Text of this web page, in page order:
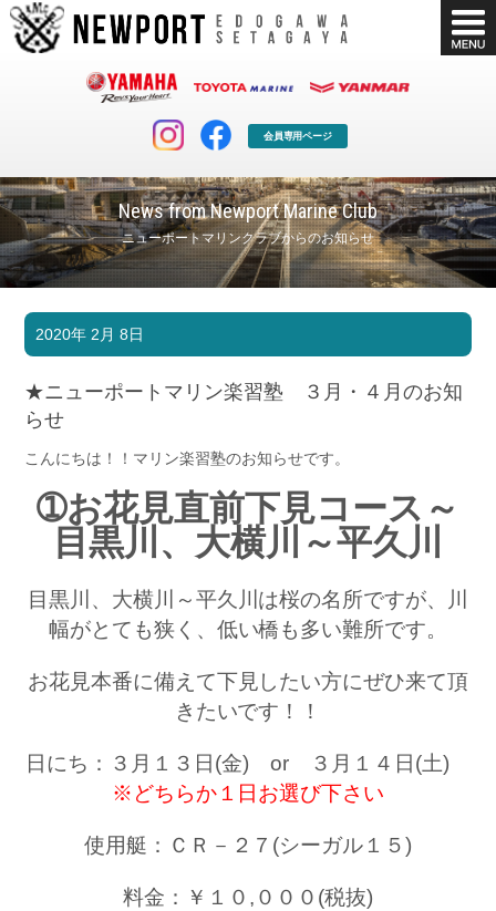
会員専用ページ
News from Newport Marine Club
ニューポートマリンクラブからのお知らせ
マリンクラブ
マリンライフを堪能したい！
ボート販売
ボート免許
長年の実績と信頼！
シースタイル
Sea-Style
店舗情報
お問い合わせ
Contact us
会社概要
Company
採用情報
Recruit
リンク集
Link
2020年 2月 8日
★ニューポートマリン楽習塾 ３月・４月のお知
らせ
こんにちは！！マリン楽習塾のお知らせです。
➀お花見直前下見コース～
目黒川、大横川～平久川
目黒川、大横川～平久川は桜の名所ですが、川
幅がとても狭く、低い橋も多い難所です。
お花見本番に備えて下見したい方にぜひ来て頂
きたいです！！
日にち：３月１３日(金) or ３月１４日(土)
※どちらか１日お選び下さい
使用艇：ＣＲ－２７(シーガル１５)
料金：￥１０,０００(税抜)